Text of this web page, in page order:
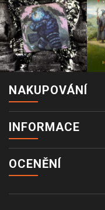
NAKUPOVÁNÍ
INFORMACE
OCENĚNÍ